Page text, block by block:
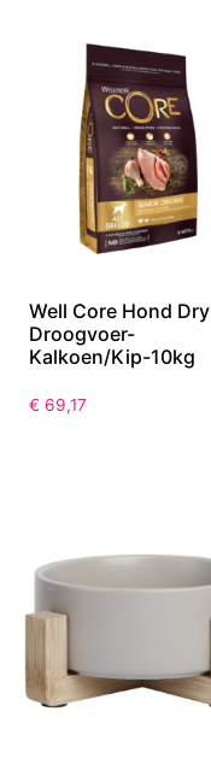
Well Core Hond Dry
Droogvoer-
Kalkoen/Kip-10kg
€ 69,17